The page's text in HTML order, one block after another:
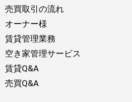
売買取引の流れ
オーナー様
賃貸管理業務
空き家管理サービス
賃貸Q&A
売買Q&A